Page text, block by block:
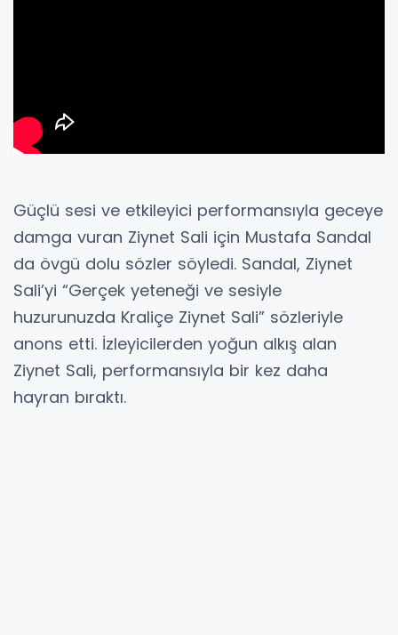
Güçlü sesi ve etkileyici performansıyla geceye
damga vuran Ziynet Sali için Mustafa Sandal
da övgü dolu sözler söyledi. Sandal, Ziynet
Sali’yi “Gerçek yeteneği ve sesiyle
huzurunuzda Kraliçe Ziynet Sali” sözleriyle
anons etti. İzleyicilerden yoğun alkış alan
Ziynet Sali, performansıyla bir kez daha
hayran bıraktı.